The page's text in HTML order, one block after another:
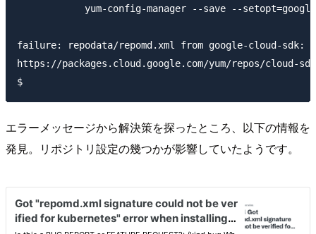
yum-config-manager --save --
failure: repodata/repomd.xml from google-cloud-
https://packages.cloud.google.com/yum/repos/cloud-
エラーメッセージから解決策を探ったところ、以下の情報を
発見。リポジトリ設定の幾つかが影響していたようです。